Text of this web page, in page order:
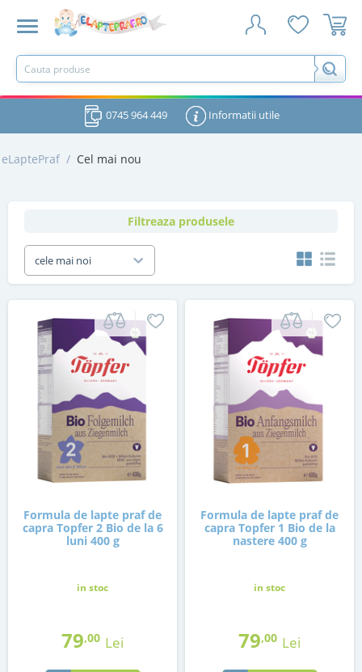
0745 964 449 Informatii utile
eLaptePraf / Cel mai nou
Filtreaza produsele
cele mai noi
Formula de lapte praf de
capra Topfer 2 Bio de la 6
luni 400 g
in stoc
79,00 Lei
Formula de lapte praf de
capra Topfer 1 Bio de la
nastere 400 g
in stoc
79,00 Lei